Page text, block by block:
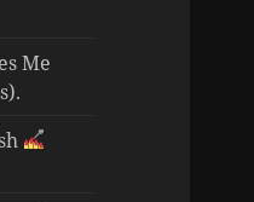
Me